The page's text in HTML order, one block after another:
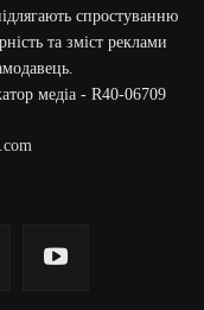
спростуванню
та зміст реклами
медіа - R40-06709